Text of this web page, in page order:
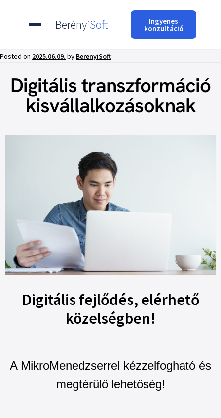
BerényiSoft Ingyenes
konzultáció
Posted on 2025.06.09. by BerenyiSoft
Digitális transzformáció
kisvállalkozásoknak
Digitális fejlődés, elérhető
közelségben!
A MikroMenedzserrel kézzelfogható és
megtérülő lehetőség!